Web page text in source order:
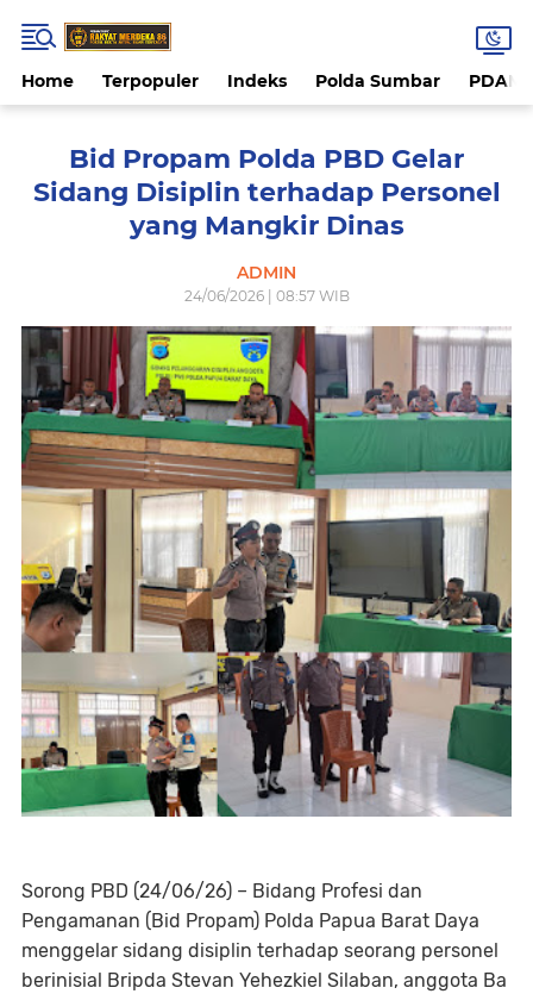
Home Terpopuler Indeks Polda Sumbar PDAM
Bid Propam Polda PBD Gelar
Sidang Disiplin terhadap Personel
yang Mangkir Dinas
ADMIN
24/06/2026 | 08:57 WIB
Sorong PBD (24/06/26) – Bidang Profesi dan
Pengamanan (Bid Propam) Polda Papua Barat Daya
menggelar sidang disiplin terhadap seorang personel
berinisial Bripda Stevan Yehezkiel Silaban, anggota Ba